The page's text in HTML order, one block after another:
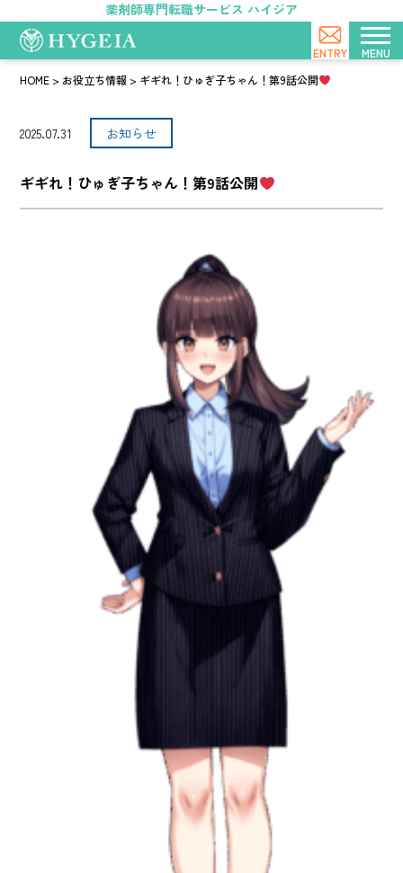
薬剤師専門転職サービス ハイジア
HOME > お役立ち情報 > ギギれ！ひゅぎ子ちゃん！第9話公開
2025.07.31 お知らせ
ギギれ！ひゅぎ子ちゃん！第9話公開